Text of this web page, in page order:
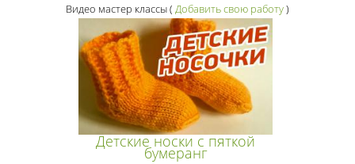
Видео мастер классы( Добавить свою работу)
Детские носки с пяткой
бумеранг